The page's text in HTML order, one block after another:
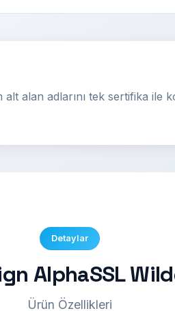
alan adlarını tek sertifika ile
Detaylar
AlphaSSL
Ürün Özellikleri